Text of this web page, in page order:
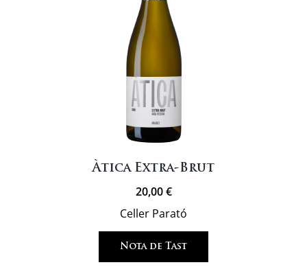
Àtica Extra-Brut
20,00€
Celler Parató
Nota de Tast